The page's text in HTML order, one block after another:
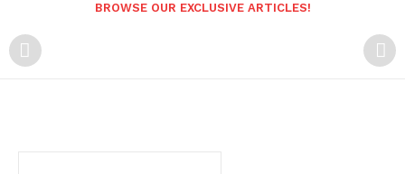
BROWSE OUR EXCLUSIVE ARTICLES!